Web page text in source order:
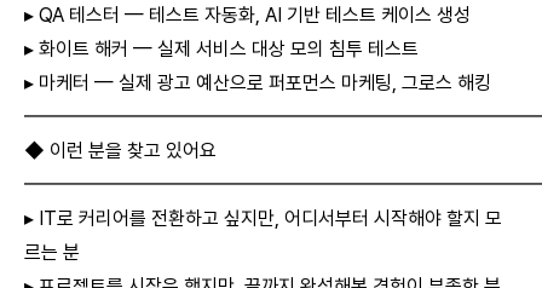
▸ QA 테스터 — 테스트 자동화, AI 기반 테스트 케이스 생성
▸ 화이트 해커 — 실제 서비스 대상 모의 침투 테스트
▸ 마케터 — 실제 광고 예산으로 퍼포먼스 마케팅, 그로스 해킹
◆ 이런 분을 찾고 있어요
▸ IT로 커리어를 전환하고 싶지만, 어디서부터 시작해야 할지 모
르는 분